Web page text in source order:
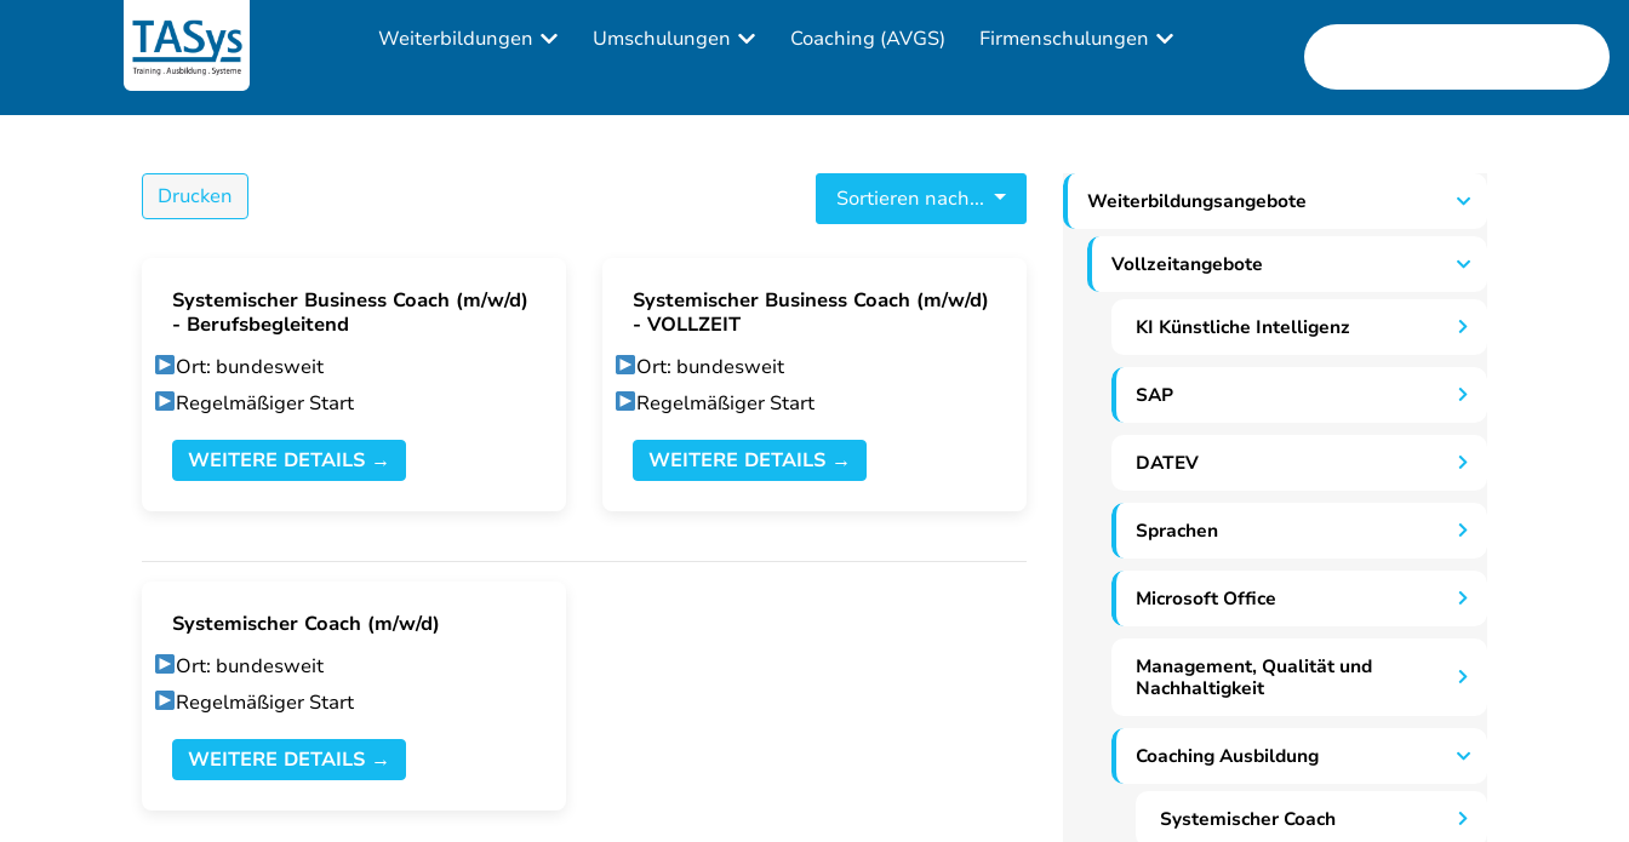
Weiterbildungen Umschulungen Coaching (AVGS) Firmenschulungen
Drucken Sortieren nach...
Systemischer Business Coach (m/w/d)
- Berufsbegleitend
Ort: bundesweit
Regelmäßiger Start
WEITERE DETAILS →
Systemischer Business Coach (m/w/d)
- VOLLZEIT
Ort: bundesweit
Regelmäßiger Start
WEITERE DETAILS →
Systemischer Coach (m/w/d)
Ort: bundesweit
Regelmäßiger Start
WEITERE DETAILS →
Weiterbildungsangebote
Vollzeitangebote
KI Künstliche Intelligenz
SAP
DATEV
Sprachen
Microsoft Office
Management, Qualität und
Nachhaltigkeit
Coaching Ausbildung
Systemischer Coach